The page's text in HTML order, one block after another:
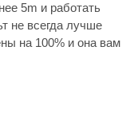
5m и работать
не всегда лучше
на 100% и она вам